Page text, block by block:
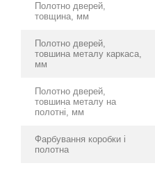
Полотно дверей,
товщина, мм
Полотно дверей,
товшина металу каркаса,
мм
Полотно дверей,
товшина металу на
полотні, мм
Фарбування коробки і
полотна